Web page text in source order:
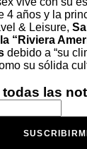
4 años y la
& Leisure,
“Riviera
debido a “su
su sólida
las